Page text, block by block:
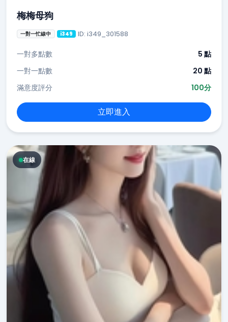
梅梅母狗
一對一忙線中 i349 ID: i349_301588
一對多點數
5 點
一對一點數
20 點
滿意度評分
100分
立即進入
在線